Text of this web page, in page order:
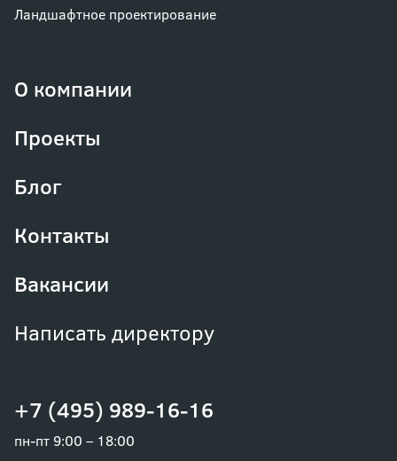
+7 (495) 989-16-16
пн-пт 9:00 – 18:00
Ландшафтное проектирование
О компании
Проекты
Блог
Контакты
Вакансии
Написать директору